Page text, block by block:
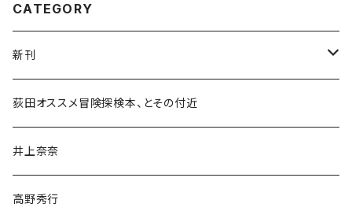
CATEGORY
新刊
和書
文学・小説・物語
随筆・ノンフィクション・その他
荻田オススメ冒険探検本、とその付近
井上奈奈
高野秀行